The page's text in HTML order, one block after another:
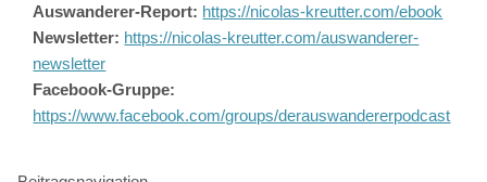
Auswanderer-Report: https://nicolas-kreutter.com/ebook
Newsletter: https://nicolas-kreutter.com/auswanderer-
newsletter
Facebook-Gruppe:
https://www.facebook.com/groups/derauswandererpodcast